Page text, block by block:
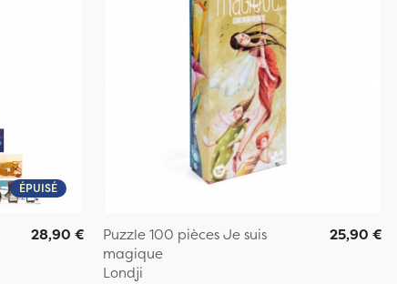
ÉPUISÉ
28,90 €
Puzzle 100 pièces Je suis
magique
Londji
25,90 €